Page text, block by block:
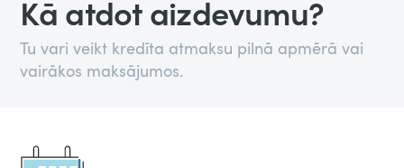
Kā atdot aizdevumu?
Tu vari veikt kredīta atmaksu pilnā apmērā vai
vairākos maksājumos.